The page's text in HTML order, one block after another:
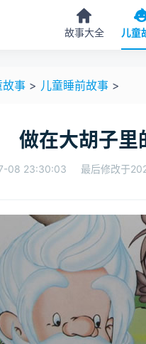
故事大全 儿童
故事 > 儿童睡前故事 >
做在大胡子里
08 23:30:03 最后修改于